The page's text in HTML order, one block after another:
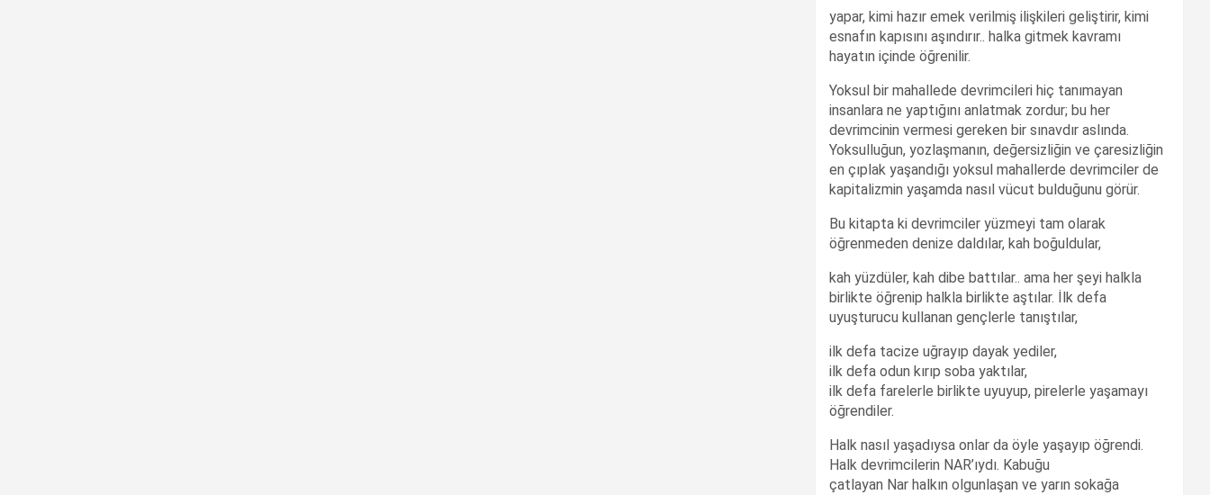
yapar, kimi hazır emek verilmiş ilişkileri geliştirir, kimi
esnafın kapısını aşındırır.. halka gitmek kavramı
hayatın içinde öğrenilir.
Yoksul bir mahallede devrimcileri hiç tanımayan
insanlara ne yaptığını anlatmak zordur; bu her
devrimcinin vermesi gereken bir sınavdır aslında.
Yoksulluğun, yozlaşmanın, değersizliğin ve çaresizliğin
en çıplak yaşandığı yoksul mahallerde devrimciler de
kapitalizmin yaşamda nasıl vücut bulduğunu görür.
Bu kitapta ki devrimciler yüzmeyi tam olarak
öğrenmeden denize daldılar, kah boğuldular,
kah yüzdüler, kah dibe battılar.. ama her şeyi halkla
birlikte öğrenip halkla birlikte aştılar. İlk defa
uyuşturucu kullanan gençlerle tanıştılar,
ilk defa tacize uğrayıp dayak yediler,
ilk defa odun kırıp soba yaktılar,
ilk defa farelerle birlikte uyuyup, pirelerle yaşamayı
öğrendiler.
Halk nasıl yaşadıysa onlar da öyle yaşayıp öğrendi.
Halk devrimcilerin NAR’ıydı. Kabuğu
çatlayan Nar halkın olgunlaşan ve yarın sokağa